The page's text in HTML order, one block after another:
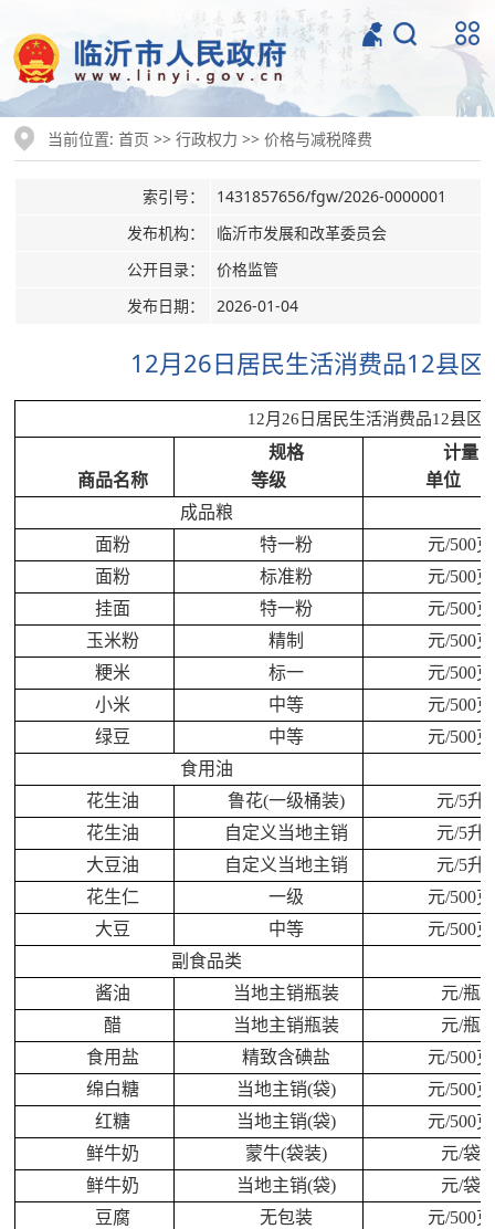
当前位置:首页 >>行政权力 >>价格与减税降费
索引号：
1431857656/fgw/2026-0000001
发布机构：
临沂市发展和改革委员会
公开目录：
价格监管
发布日期：
2026-01-04
12月26日居民生活消费品12县区
12月26日居民生活消费品12县区
商品名称
规格
等级
计量
单位
成品粮
面粉
特一粉
元/500克
面粉
标准粉
元/500克
挂面
特一粉
元/500克
玉米粉
精制
元/500克
粳米
标一
元/500克
小米
中等
元/500克
绿豆
中等
元/500克
食用油
花生油
鲁花(一级桶装)
元/5升
花生油
自定义当地主销
元/5升
大豆油
自定义当地主销
元/5升
花生仁
一级
元/500克
大豆
中等
元/500克
副食品类
酱油
当地主销瓶装
元/瓶
醋
当地主销瓶装
元/瓶
食用盐
精致含碘盐
元/500克
绵白糖
当地主销(袋)
元/500克
红糖
当地主销(袋)
元/500克
鲜牛奶
蒙牛(袋装)
元/袋
鲜牛奶
当地主销(袋)
元/袋
豆腐
无包装
元/500克